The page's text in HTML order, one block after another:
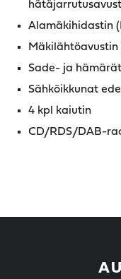
Alamäkihidastin
Mäkilähtöavustin
Sade- ja
Sähköikkunat
4 kpl kaiutin
CD/RDS/DAB-